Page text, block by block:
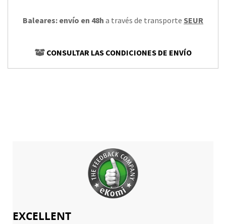
Baleares: envío en 48h a través de transporte SEUR
CONSULTAR LAS CONDICIONES DE ENVÍO
EXCELLENT